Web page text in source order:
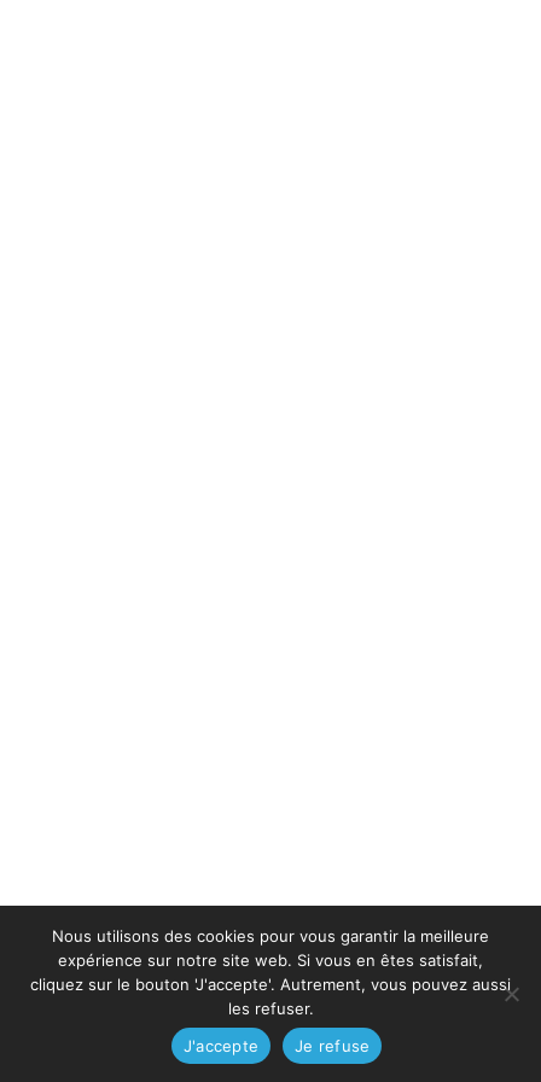
Nous utilisons des cookies pour vous garantir la meilleure
expérience sur notre site web. Si vous en êtes satisfait,
cliquez sur le bouton 'J'accepte'. Autrement, vous pouvez aussi
les refuser.
J'accepte
Je refuse